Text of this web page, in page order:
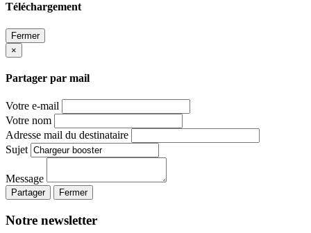
Téléchargement
Fermer
×
Partager par mail
Votre e-mail
Votre nom
Adresse mail du destinataire
Sujet
Message
Partager Fermer
Notre newsletter